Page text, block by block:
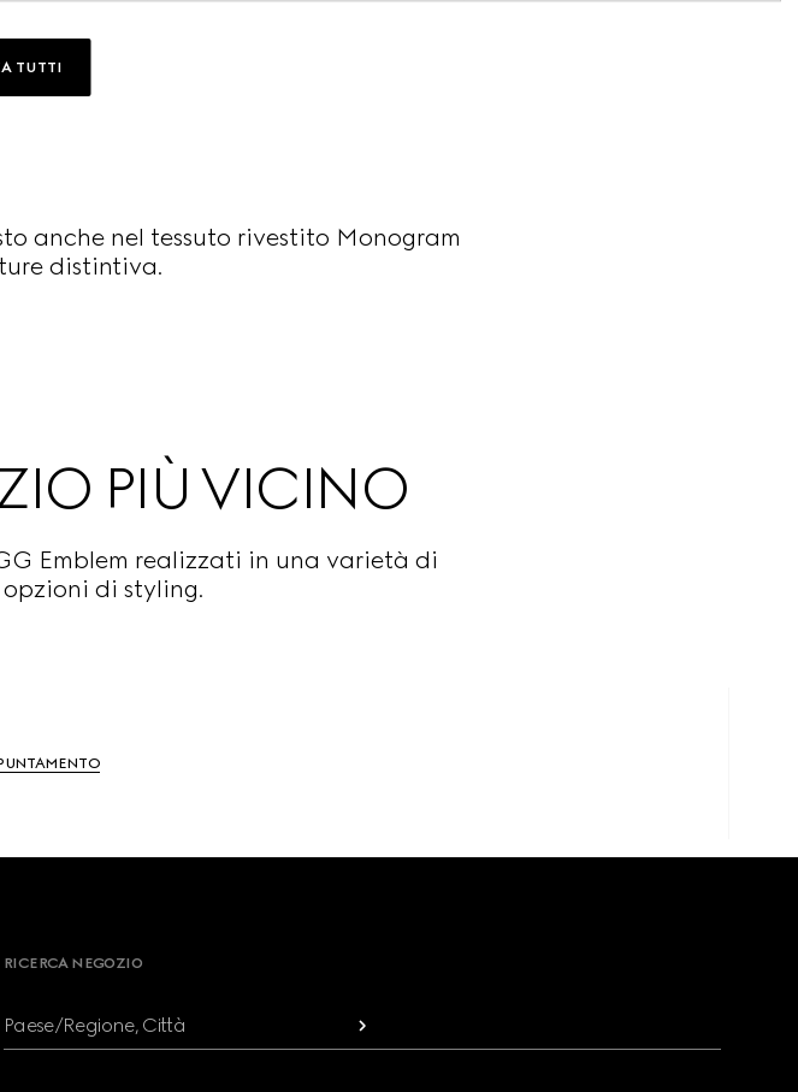
TUTTI
anche nel tessuto rivestito Monogram
distintiva.
PIÙ VICINO
Emblem realizzati in una varietà di
di styling.
RICERCA NEGOZIO
Paese/Regione, Città